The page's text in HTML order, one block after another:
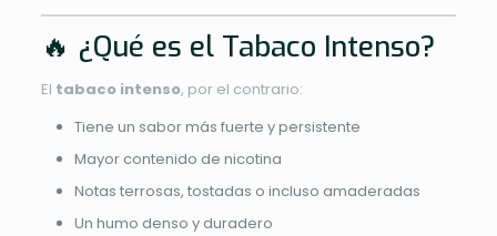
🔥 ¿Qué es el Tabaco Intenso?
El tabaco intenso, por el contrario:
Tiene un sabor más fuerte y persistente
Mayor contenido de nicotina
Notas terrosas, tostadas o incluso amaderadas
Un humo denso y duradero